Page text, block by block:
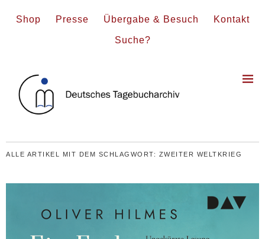
Shop Presse Übergabe & Besuch Kontakt
Suche?
ALLE ARTIKEL MIT DEM SCHLAGWORT: ZWEITER WELTKRIEG